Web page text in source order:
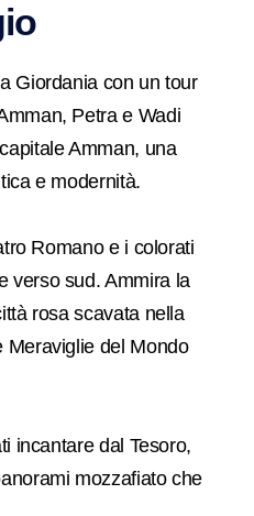
Giordania con un tour
Petra e Wadi
Amman, una
e modernità.
Romano e i colorati
verso sud. Ammira la
rosa scavata nella
Meraviglie del Mondo
incantare dal Tesoro,
mozzafiato che